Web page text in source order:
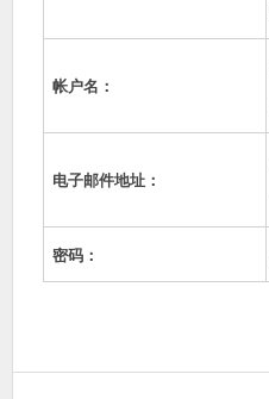
帐户名：
电子邮件地址：
密码：